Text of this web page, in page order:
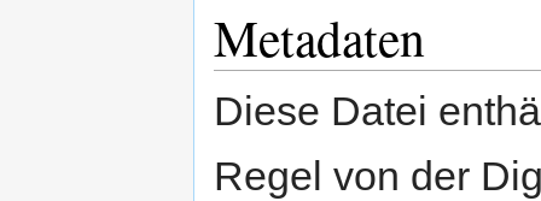
Metadaten
Diese Datei
Regel von der